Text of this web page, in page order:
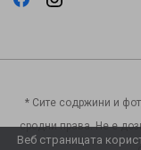
Веб страницата
* Сите содржини и
сродни права. Не е